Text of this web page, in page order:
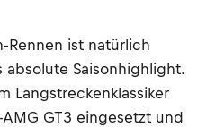
Rennen ist natürlich
absolute Saisonhighlight.
Langstreckenklassiker
GT3 eingesetzt und